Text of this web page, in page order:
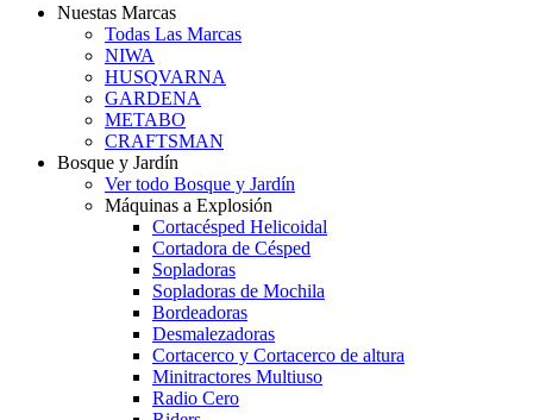
Nuestas Marcas
Todas Las Marcas
NIWA
HUSQVARNA
GARDENA
METABO
CRAFTSMAN
Bosque y Jardín
Ver todo Bosque y Jardín
Máquinas a Explosión
Cortacésped Helicoidal
Cortadora de Césped
Sopladoras
Sopladoras de Mochila
Bordeadoras
Desmalezadoras
Cortacerco y Cortacerco de altura
Minitractores Multiuso
Radio Cero